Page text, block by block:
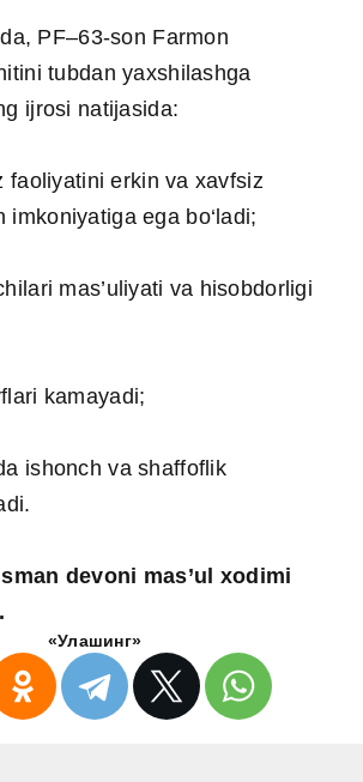
PF–63-son Farmon
tubdan yaxshilashga
ijrosi natijasida:
faoliyatini erkin va xavfsiz
imkoniyatiga ega bo‘ladi;
mas’uliyati va hisobdorligi
kamayadi;
ishonch va shaffoflik
devoni mas’ul xodimi
«Улашинг»